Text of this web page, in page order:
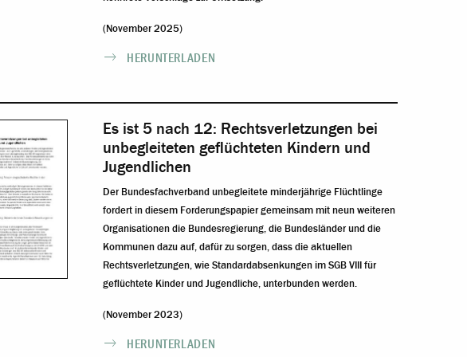
(November 2025)
HERUNTERLADEN
Es ist 5 nach 12: Rechtsverletzungen bei
unbegleiteten geflüchteten Kindern und
Jugendlichen
Der Bundesfachverband unbegleitete minderjährige Flüchtlinge
fordert in diesem Forderungspapier gemeinsam mit neun weiteren
Organisationen die Bundesregierung, die Bundesländer und die
Kommunen dazu auf, dafür zu sorgen, dass die aktuellen
Rechtsverletzungen, wie Standardabsenkungen im SGB VIII für
geflüchtete Kinder und Jugendliche, unterbunden werden.
(November 2023)
HERUNTERLADEN